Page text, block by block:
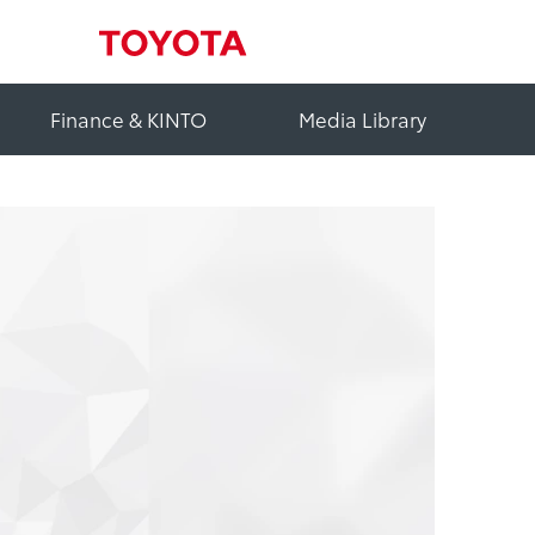
Finance & KINTO Media Library